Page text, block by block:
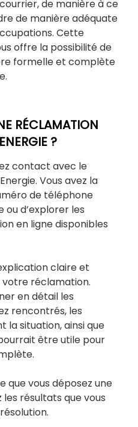
de manière à ce
de manière adéquate
Cette
offre la possibilité de
formelle et complète
RÉCLAMATION
?
contact avec le
Vous avez la
de téléphone
d’explorer les
en ligne disponibles
claire et
votre réclamation.
en détail les
rencontrés, les
la situation, ainsi que
être utile pour
que vous déposez une
résultats que vous